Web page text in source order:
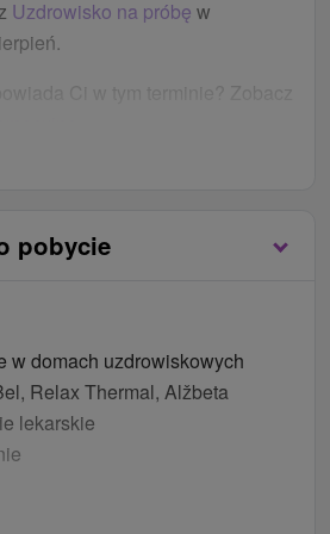
Uzdrowisko na próbę w
pobycie
w domach uzdrowiskowych
Relax Thermal, Alžbeta
lekarskie